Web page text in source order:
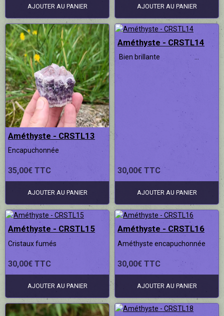
AJOUTER AU PANIER AJOUTER AU PANIER
Améthyste - CRSTL13
Encapuchonnée
35,00€ TTC
AJOUTER AU PANIER
Améthyste - CRSTL14
Bien brillante ...
30,00€ TTC
AJOUTER AU PANIER
Améthyste - CRSTL15
Cristaux fumés
30,00€ TTC
AJOUTER AU PANIER
Améthyste - CRSTL16
Améthyste encapuchonnée
30,00€ TTC
AJOUTER AU PANIER